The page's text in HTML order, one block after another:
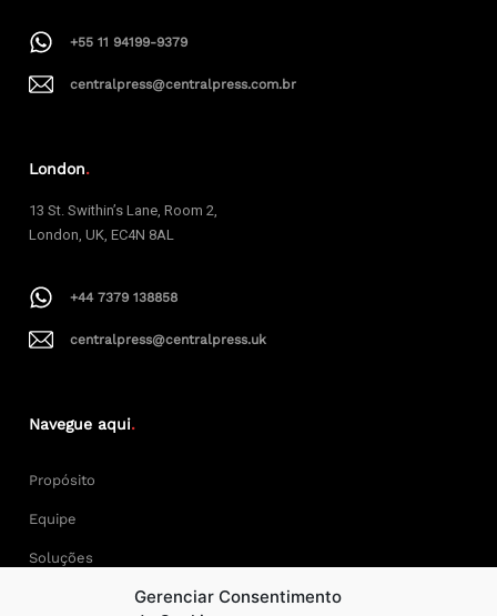
Gerenciar Consentimento
+55 11 94199-9379
centralpress@centralpress.com.br
London.
13 St. Swithin’s Lane, Room 2,
London, UK, EC4N 8AL
+44 7379 138858
centralpress@centralpress.uk
Navegue aqui.
Propósito
Equipe
Soluções